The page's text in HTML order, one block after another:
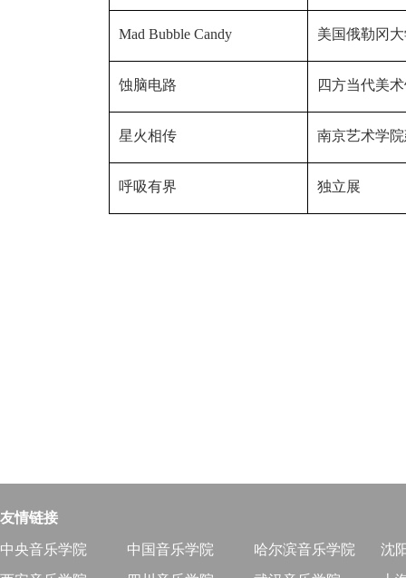
Mad Bubble Candy 美国俄勒冈
蚀脑电路 四方当代美
星火相传 南京艺术学
呼吸有界 独立展
友情链接
中央音乐学院 中国音乐学院 哈尔滨音乐学院
沈